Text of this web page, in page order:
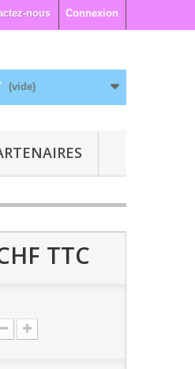
Connexion
nous
(vide)
TTC